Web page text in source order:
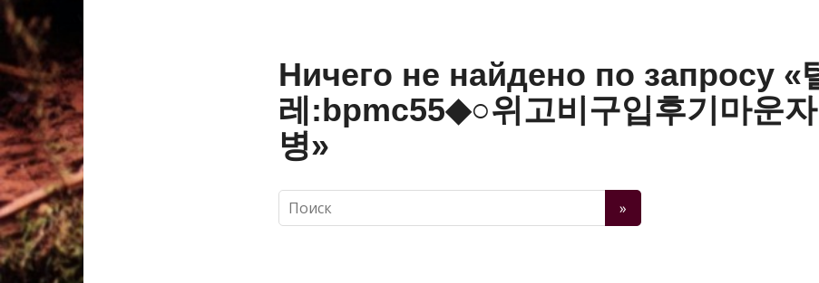
Ничего не найдено по запросу «
레:bpmc55◆○위고비구입후기마운
병»